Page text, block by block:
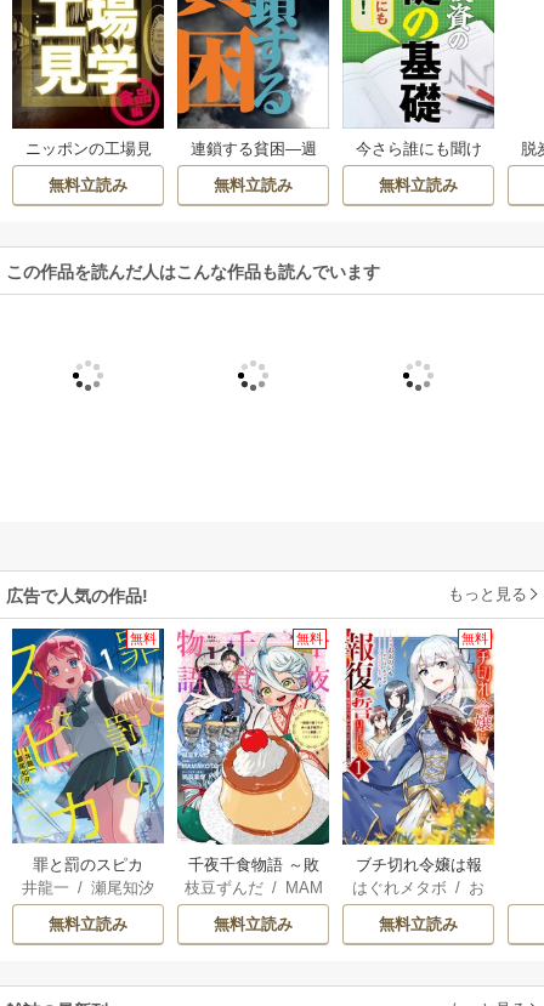
ニッポンの工場見
学【食品編】 身近
な食品のワクワク
済eビジネス新書N
o.113
無料立読み
連鎖する貧困―週
刊東洋経済eビジネ
ス新書No.266
無料立読み
今さら誰にも聞け
ない株式投資の基
礎の基礎―週刊東
書No.02
無料立読み
脱
この作品を読んだ人はこんな作品も読んでいます
広告で人気の作品! もっと見る
無料
罪と罰のスピカ
井龍一 /瀬尾知汐
無料立読み
無料
千夜千食物語 ～敗
国の姫ですが氷の
皇子殿下がどうも
溺愛してくれてい
枝豆ずんだ/ MAM
AKOTO
/ 鴉羽凛燈
無料立読み
無料
ブチ切れ令嬢は報
復を誓いました。
はぐれメタボ / お
おのいも /
無料立読み